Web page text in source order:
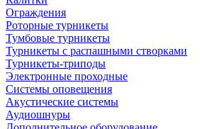
Ограждения
Роторные турникеты
Тумбовые турникеты
Турникеты с распашными створками
Турникеты-триподы
Электронные проходные
Системы оповещения
Акустические системы
Аудиошнуры